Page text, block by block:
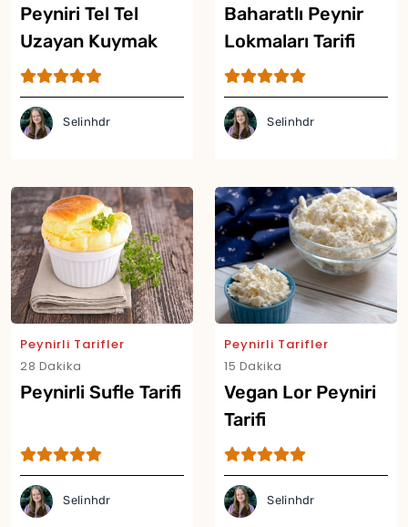
Peyniri Tel Tel
Uzayan Kuymak
Tarifi
Selinhdr
Baharatlı Peynir
Lokmaları Tarifi
Selinhdr
Peynirli Tarifler
28 Dakika
Peynirli Sufle Tarifi
Selinhdr
Peynirli Tarifler
15 Dakika
Vegan Lor Peyniri
Tarifi
Selinhdr